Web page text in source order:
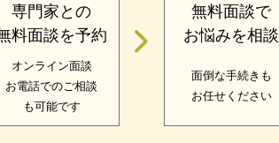
専門家との
料面談を予約
オンライン面談
お電話でのご相談
も可能です
無料面談で
お悩みを相談
面倒な手続きも
お任せください